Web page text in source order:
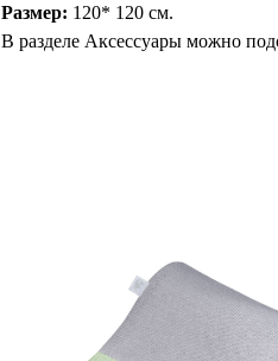
Размер: 120* 120 см.
В разделе Аксессуары можно